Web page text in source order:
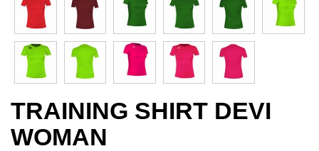
TRAINING SHIRT DEVI
WOMAN